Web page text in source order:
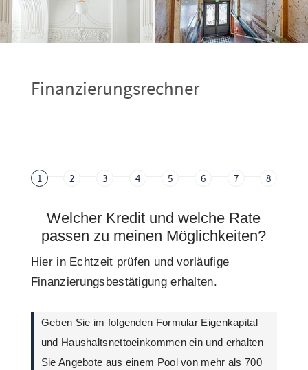
Finanzierungsrechner
1 2 3 4 5 6 7 8
Welcher Kredit und welche Rate
passen zu meinen Möglichkeiten?
Hier in Echtzeit prüfen und vorläufige
Finanzierungsbestätigung erhalten.
Geben Sie im folgenden Formular Eigenkapital
und Haushaltsnettoeinkommen ein und erhalten
Sie Angebote aus einem Pool von mehr als 700